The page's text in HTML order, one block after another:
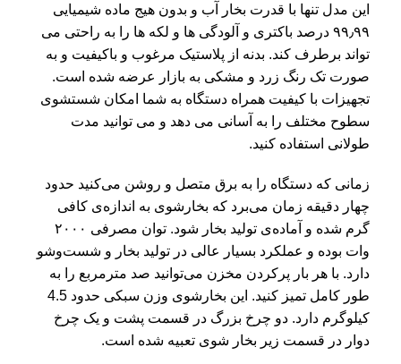
این مدل تنها با قدرت بخار آب و بدون هیج ماده شیمیایی
۹۹٫۹۹ درصد باکتری و آلودگی ها و لکه ها را به راحتی می
تواند برطرف کند. بدنه از پلاستیک مرغوب و باکیفیت و به
صورت تک رنگ زرد و مشکی به بازار عرضه شده است.
تجهیزات با کیفیت همراه دستگاه به شما امکان شستشوی
سطوح مختلف را به آسانی می دهد و می توانید مدت
طولانی استفاده کنید.
زمانی که دستگاه را به برق متصل و روشن می‌کنید حدود
چهار دقیقه زمان می‌برد که بخارشوی به اندازه‌ی کافی
گرم شده و آماده‌ی تولید بخار شود. توان مصرفی ۲۰۰۰
وات بوده و عملکرد بسیار عالی در تولید بخار و شست‌وشو
دارد. با هر بار پرکردن مخزن می‌توانید صد مترمربع را به
طور کامل تمیز کنید. این بخارشوی وزن سبکی حدود 4.5
کیلوگرم دارد. دو چرخ بزرگ در قسمت پشت و یک چرخ
دوار در قسمت زیر بخار شوی تعبیه شده است.